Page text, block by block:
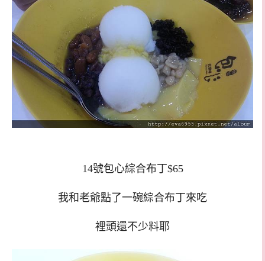
14號包心綜合布丁$65
我和老爺點了一碗綜合布丁來吃
裡頭還不少料耶